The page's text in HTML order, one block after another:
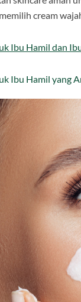
cream
Ibu Hamil dan
Ibu Hamil yang